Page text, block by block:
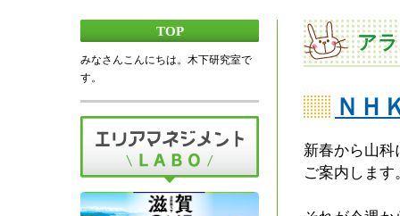
TOP
みなさんこんにちは。木下研究室で
す。
ア
ＮＨ
新春から山
ご案内します